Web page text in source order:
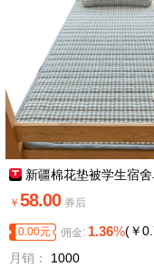
新疆棉花垫被学生宿
￥ 58.00 券后
0.00元 佣金: 1.36%(￥
月销：
1000